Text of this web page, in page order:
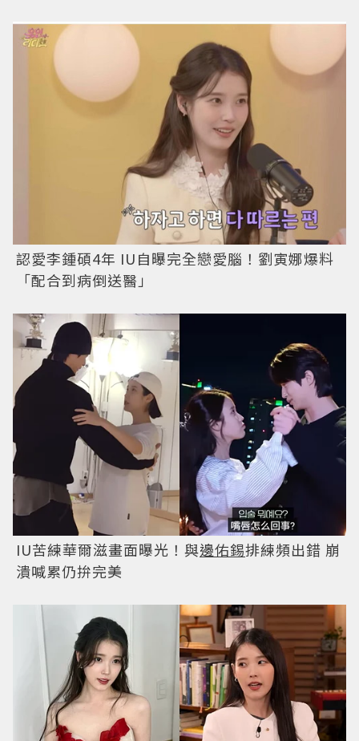
認愛李鍾碩4年 IU自曝完全戀愛腦！劉寅娜爆料
「配合到病倒送醫」
IU苦練華爾滋畫面曝光！與邊佑錫排練頻出錯 崩
潰喊累仍拚完美